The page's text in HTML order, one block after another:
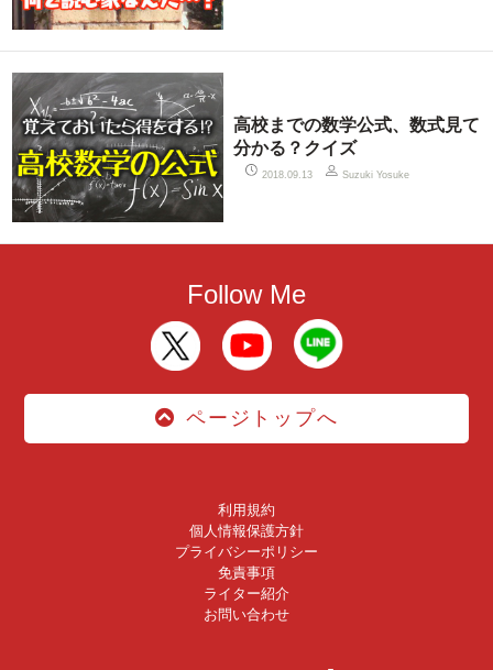
高校までの数学公式、数式見て
分かる？クイズ
2018.09.13 Suzuki Yosuke
Follow Me
ページトップへ
利用規約
個人情報保護方針
プライバシーポリシー
免責事項
ライター紹介
お問い合わせ